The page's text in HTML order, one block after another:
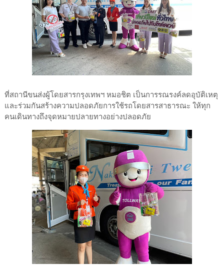
ที่สถานีขนส่งผู้โดยสารกรุงเทพฯ หมอชิต เป็นการรณรงค์ลดอุบัติเหตุ
และร่วมกันสร้างความปลอดภัยการใช้รถโดยสารสาธารณะ ให้ทุก
คนเดินทางถึงจุดหมายปลายทางอย่างปลอดภัย